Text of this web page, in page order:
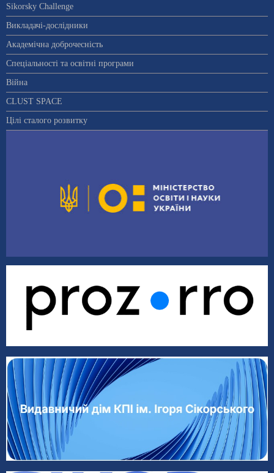
Sikorsky Challenge
Викладачі-дослідники
Академічна доброчесність
Спеціальності та освітні програми
Війна
CLUST SPACE
Цілі сталого розвитку